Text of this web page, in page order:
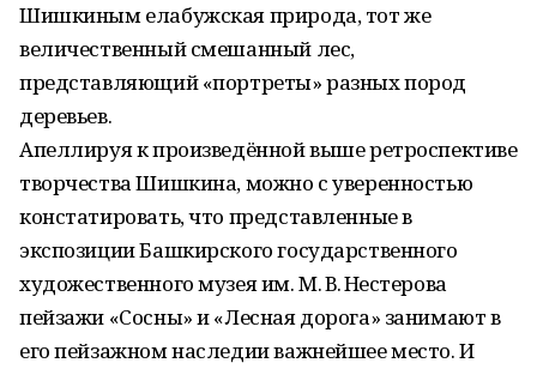
Шишкиным елабужская природа, тот же
величественный смешанный лес,
представляющий «портреты» разных пород
деревьев.
Апеллируя к произведённой выше ретроспективе
творчества Шишкина, можно с уверенностью
констатировать, что представленные в
экспозиции Башкирского государственного
художественного музея им. М. В. Нестерова
пейзажи «Сосны» и «Лесная дорога» занимают в
его пейзажном наследии важнейшее место. И